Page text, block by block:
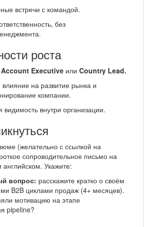
встречи с командой.
без
роста
Account Executive или Country Lead.
на развитие рынка и
компании.
видимость внутри организации.
(желательно с ссылкой на
сопроводительное письмо на
Укажите:
вопрос: расскажите кратко о своём
B2B циклами продаж (4+ месяцев).
мотивацию на этапе
pipeline?